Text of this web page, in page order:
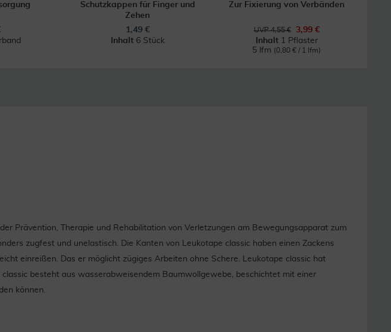
Schutzkappen für Finger und
Zehen
1,49 €
Inhalt 6 Stück
Zur Fixierung von Verbänden
UVP 4,55 €
3,99 €
Inhalt 1 Pflaster
5 lfm (0,80 € / 1 lfm)
Prävention, Therapie und Rehabilitation von Verletzungen am Bewegungsapparat zum
zugfest und unelastisch. Die Kanten von Leukotape classic haben einen Zackens
einreißen. Das er möglicht zügiges Arbeiten ohne Schere. Leukotape classic hat
besteht aus wasserabweisendem Baumwollgewebe, beschichtet mit einer
können.